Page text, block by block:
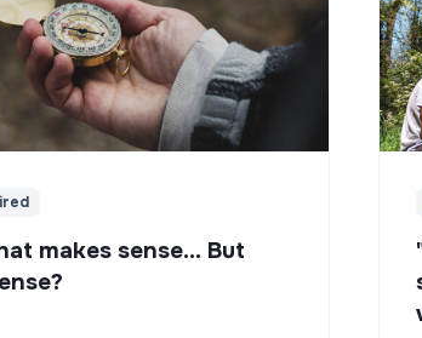
makes sense... But